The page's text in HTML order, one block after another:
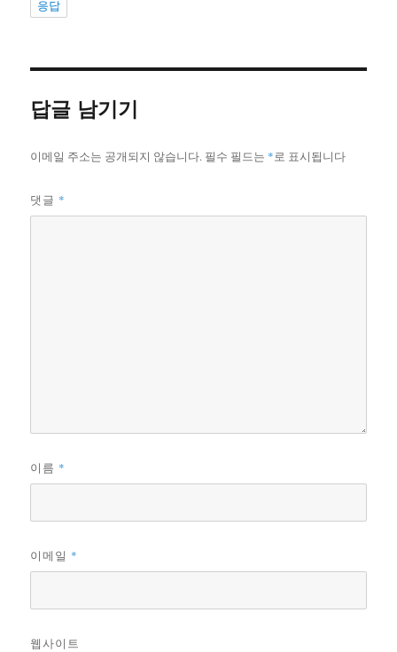
응답
답글 남기기
이메일 주소는 공개되지 않습니다. 필수 필드는 *로 표시됩니다
댓글 *
이름 *
이메일 *
웹사이트